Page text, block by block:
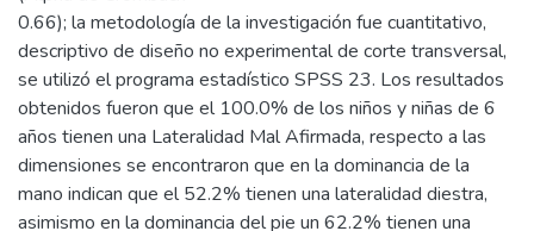
0.66); la metodología de la investigación fue cuantitativo,
descriptivo de diseño no experimental de corte transversal,
se utilizó el programa estadístico SPSS 23. Los resultados
obtenidos fueron que el 100.0% de los niños y niñas de 6
años tienen una Lateralidad Mal Afirmada, respecto a las
dimensiones se encontraron que en la dominancia de la
mano indican que el 52.2% tienen una lateralidad diestra,
asimismo en la dominancia del pie un 62.2% tienen una